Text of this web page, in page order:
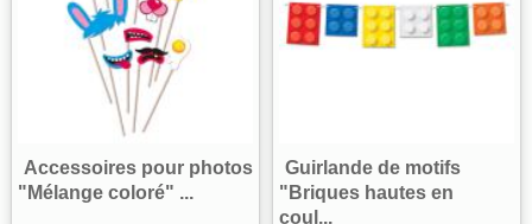
Accessoires pour photos
"Mélange coloré" ...
Guirlande de motifs
"Briques hautes en
coul...